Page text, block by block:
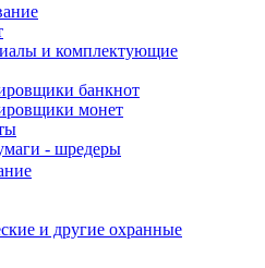
и комплектующие
банкнот
монет
- шредеры
и другие охранные